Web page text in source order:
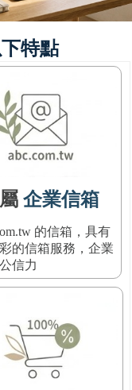
特點
企業信箱
的信箱，具有
的信箱服務 ， 企業
信力